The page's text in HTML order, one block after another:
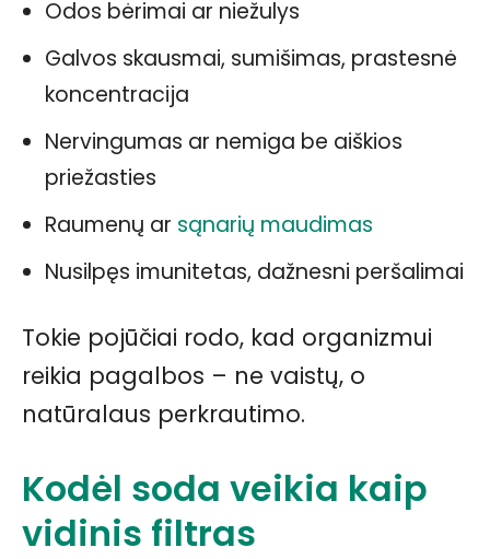
Odos bėrimai ar niežulys
Galvos skausmai, sumišimas, prastesnė
koncentracija
Nervingumas ar nemiga be aiškios
priežasties
Raumenų ar sąnarių maudimas
Nusilpęs imunitetas, dažnesni peršalimai
Tokie pojūčiai rodo, kad organizmui
reikia pagalbos – ne vaistų, o
natūralaus perkrautimo.
Kodėl soda veikia kaip
vidinis filtras